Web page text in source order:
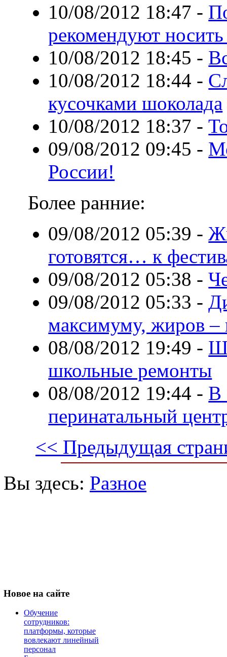
10/08/2012 18:47 -
рекомендуют
10/08/2012 18:45 -
10/08/2012 18:44 -
кусочками шоколада
10/08/2012 18:37 -
09/08/2012 09:45 -
России!
Более ранние:
09/08/2012 05:39 -
готовятся… к
09/08/2012 05:38 -
09/08/2012 05:33 -
максимуму, жиров
08/08/2012 19:49 -
школьные ремонты
08/08/2012 19:44 - В
перинатальный
<< Предыдущая
Вы здесь: Разное
Новое на сайте
Обучение
сотрудников:
платформы, которые
вовлекают линейный
персонал